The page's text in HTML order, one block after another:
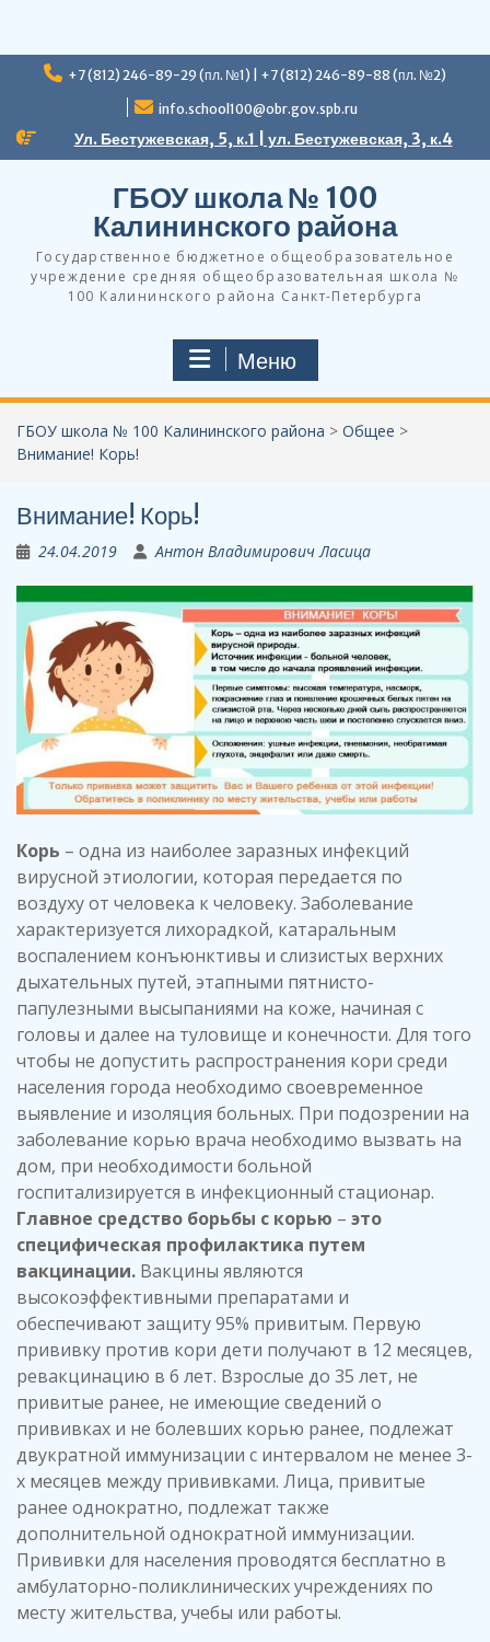
Перейти
+7 (812) 246-89-29 (пл. №1) | +7 (812) 246-89-88 (пл. №2)
info.school100@obr.gov.spb.ru
Ул. Бестужевская, 5, к.1 | ул. Бестужевская, 3, к.4
ГБОУ школа № 100
Калининского района
Государственное бюджетное общеобразовательное
учреждение средняя общеобразовательная школа №
100 Калининского района Санкт-Петербурга
Меню
ГБОУ школа № 100 Калининского района > Общее >
Внимание! Корь!
Внимание! Корь!
24.04.2019 Антон Владимирович Ласица
Корь – одна из наиболее заразных инфекций
вирусной этиологии, которая передается по
воздуху от человека к человеку. Заболевание
характеризуется лихорадкой, катаральным
воспалением конъюнктивы и слизистых верхних
дыхательных путей, этапными пятнисто-
папулезными высыпаниями на коже, начиная с
головы и далее на туловище и конечности. Для того
чтобы не допустить распространения кори среди
населения города необходимо своевременное
выявление и изоляция больных. При подозрении на
заболевание корью врача необходимо вызвать на
дом, при необходимости больной
госпитализируется в инфекционный стационар.
Главное средство борьбы с корью – это
специфическая профилактика путем
вакцинации. Вакцины являются
высокоэффективными препаратами и
обеспечивают защиту 95% привитым. Первую
прививку против кори дети получают в 12 месяцев,
ревакцинацию в 6 лет. Взрослые до 35 лет, не
привитые ранее, не имеющие сведений о
прививках и не болевших корью ранее, подлежат
двукратной иммунизации с интервалом не менее 3-
х месяцев между прививками. Лица, привитые
ранее однократно, подлежат также
дополнительной однократной иммунизации.
Прививки для населения проводятся бесплатно в
амбулаторно-поликлинических учреждениях по
месту жительства, учебы или работы.